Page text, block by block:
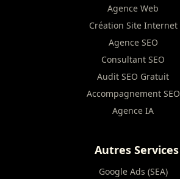
Agence Web
Création Site Internet
Agence SEO
Consultant SEO
Audit SEO Gratuit
Accompagnement SEO
Agence IA
Autres Services
Google Ads (SEA)